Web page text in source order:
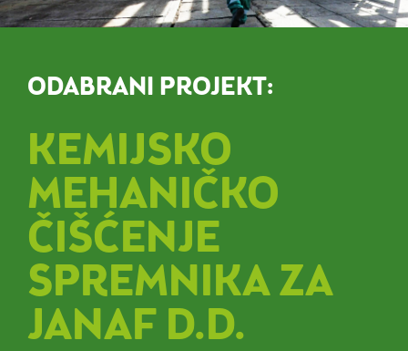
ODABRANI PROJEKT:
KEMIJSKO
MEHANIČKO
ČIŠĆENJE
SPREMNIKA ZA
JANAF D.D.